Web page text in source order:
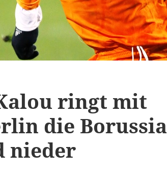
ringt mit
die Borussia
nieder